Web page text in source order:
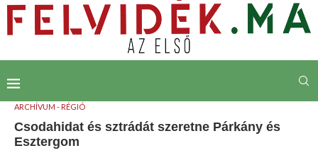
ARCHÍVUM - RÉGIÓ
Csodahidat és sztrádát szeretne Párkány és
Esztergom